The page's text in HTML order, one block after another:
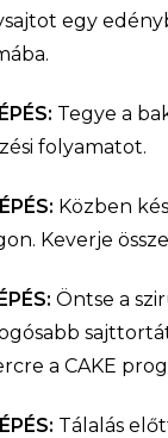
egy
Tegye a
folyamatot.
Közben
Keverje
Öntse a
a CAKE
Tálalás